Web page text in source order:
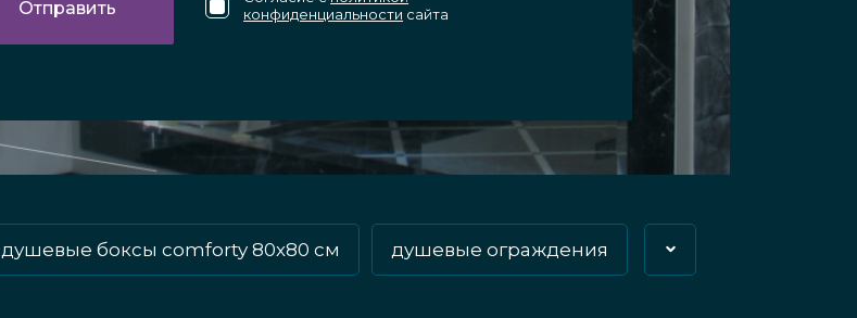
конфиденциальности сайта
душевые боксы comforty 80х80 см душевые ограждения